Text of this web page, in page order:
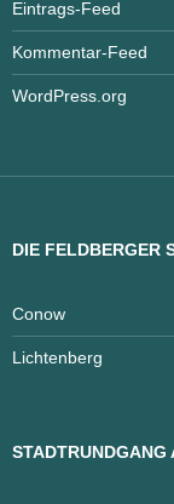
Eintrags-Feed
Kommentar-Feed
WordPress.org
DIE FELDBERGER
Conow
Lichtenberg
STADTRUNDGANG